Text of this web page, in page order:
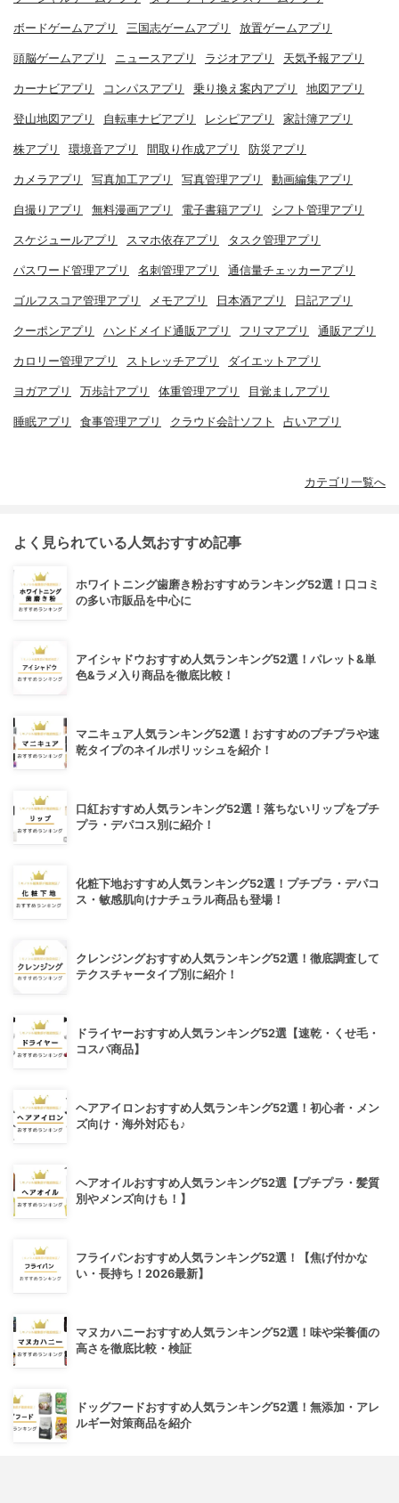
ボードゲームアプリ 三国志ゲームアプリ 放置ゲームアプリ
頭脳ゲームアプリ ニュースアプリ ラジオアプリ 天気予報アプリ
カーナビアプリ コンパスアプリ 乗り換え案内アプリ 地図アプリ
登山地図アプリ 自転車ナビアプリ レシピアプリ 家計簿アプリ
株アプリ 環境音アプリ 間取り作成アプリ 防災アプリ
カメラアプリ 写真加工アプリ 写真管理アプリ 動画編集アプリ
自撮りアプリ 無料漫画アプリ 電子書籍アプリ シフト管理アプリ
スケジュールアプリ スマホ依存アプリ タスク管理アプリ
パスワード管理アプリ 名刺管理アプリ 通信量チェッカーアプリ
ゴルフスコア管理アプリ メモアプリ 日本酒アプリ 日記アプリ
クーポンアプリ ハンドメイド通販アプリ フリマアプリ 通販アプリ
カロリー管理アプリ ストレッチアプリ ダイエットアプリ
ヨガアプリ 万歩計アプリ 体重管理アプリ 目覚ましアプリ
睡眠アプリ 食事管理アプリ クラウド会計ソフト 占いアプリ
カテゴリ一覧へ
よく見られている人気おすすめ記事
ホワイトニング歯磨き粉おすすめランキング52選！口コミ
の多い市販品を中心に
アイシャドウおすすめ人気ランキング52選！パレット&単
色&ラメ入り商品を徹底比較！
マニキュア人気ランキング52選！おすすめのプチプラや速
乾タイプのネイルポリッシュを紹介！
口紅おすすめ人気ランキング52選！落ちないリップをプチ
プラ・デパコス別に紹介！
化粧下地おすすめ人気ランキング52選！プチプラ・デパコ
ス・敏感肌向けナチュラル商品も登場！
クレンジングおすすめ人気ランキング52選！徹底調査して
テクスチャータイプ別に紹介！
ドライヤーおすすめ人気ランキング52選【速乾・くせ毛・
コスパ商品】
ヘアアイロンおすすめ人気ランキング52選！初心者・メン
ズ向け・海外対応も♪
ヘアオイルおすすめ人気ランキング52選【プチプラ・髪質
別やメンズ向けも！】
フライパンおすすめ人気ランキング52選！【焦げ付かな
い・長持ち！2026最新】
マヌカハニーおすすめ人気ランキング52選！味や栄養価の
高さを徹底比較・検証
ドッグフードおすすめ人気ランキング52選！無添加・アレ
ルギー対策商品を紹介